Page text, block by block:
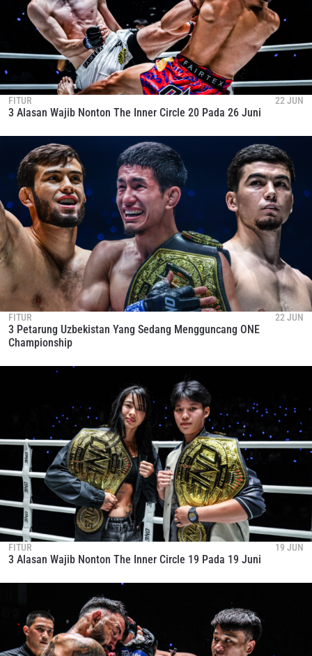
FITUR 22 JUN
3 Alasan Wajib Nonton The Inner Circle 20 Pada 26 Juni
FITUR 22 JUN
3 Petarung Uzbekistan Yang Sedang Mengguncang ONE
Championship
FITUR 19 JUN
3 Alasan Wajib Nonton The Inner Circle 19 Pada 19 Juni